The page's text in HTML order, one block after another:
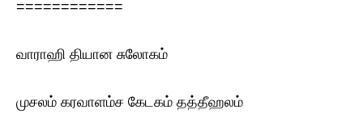
============
வாராஹி தியான சுலோகம்
முசலம் கரவாளம்ச கேடகம் தத்தீஹலம்